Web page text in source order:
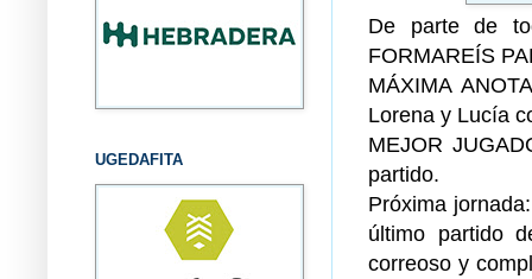
De parte de
FORMAREÍS
MÁXIMA
Lorena y Lucía
MEJOR
partido.
Próxima
último partido
correoso y
UGEDAFITA